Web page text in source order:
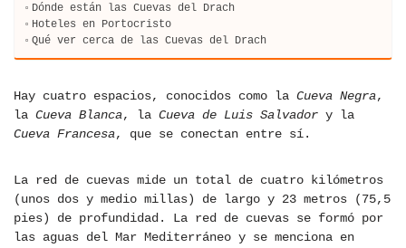
Dónde están las Cuevas del Drach
Hoteles en Portocristo
Qué ver cerca de las Cuevas del Drach
Hay cuatro espacios, conocidos como la Cueva Negra,
la Cueva Blanca, la Cueva de Luis Salvador y la
Cueva Francesa, que se conectan entre sí.
La red de cuevas mide un total de cuatro kilómetros
(unos dos y medio millas) de largo y 23 metros (75,5
pies) de profundidad. La red de cuevas se formó por
las aguas del Mar Mediterráneo y se menciona en